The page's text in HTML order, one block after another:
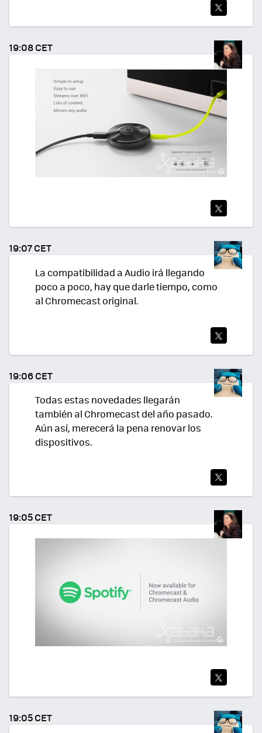
TEA
R
19:08 CET
TWI
TEA
R
19:07 CET
La compatibilidad a Audio irá llegando
poco a poco, hay que darle tiempo, como
al Chromecast original.
TEA
R
19:06 CET
Todas estas novedades llegarán
también al Chromecast del año pasado.
Aún así, merecerá la pena renovar los
dispositivos.
TEA
R
19:05 CET
TEA
R
19:05 CET